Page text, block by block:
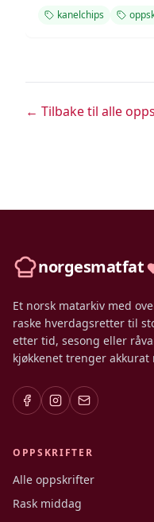
kanelchips
← Tilbake til alle
norgesmatfat
Et norsk matarkiv med
raske hverdagsretter til
etter tid, sesong eller
kjøkkenet trenger akkurat
OPPSKRIFTER
Alle oppskrifter
Rask middag